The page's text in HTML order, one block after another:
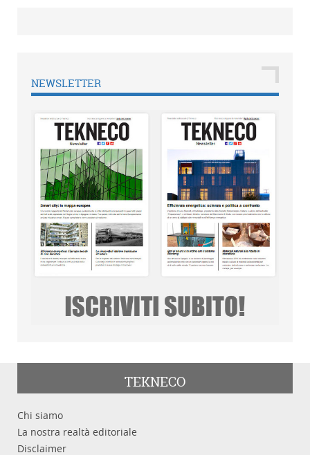
NEWSLETTER
TEKNECO
Chi siamo
La nostra realtà editoriale
Disclaimer